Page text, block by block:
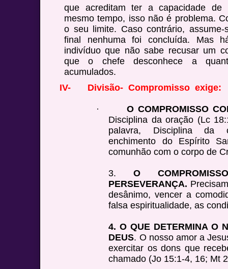
que acreditam ter a capacidade de
mesmo tempo, isso não é problema.
o seu limite. Caso contrário,
final nenhuma foi concluída. Mas
indivíduo que não sabe recusar um
que o chefe desconhece a
acumulados.
IV-
Divisão- Compromisso exige:
·
O COMPROMISSO
Disciplina da oração (Lc
palavra, Disciplina da
enchimento do Espírito
comunhão com o corpo de
3.O
PERSEVERANÇA.
desânimo, vencer a
falsa espiritualidade, as
4. O QUE DETERMINA O
DEUS. O nosso amor a
exercitar os dons que
chamado (Jo 15:1-4, 16; Mt